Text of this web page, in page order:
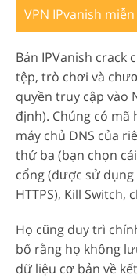
VPN IPvanish
Bản IPVanish crack
tệp, trò chơi và
quyền truy cập vào
định). Chúng có
máy chủ DNS của
thứ ba (bạn chọn
cổng (được sử
HTTPS), Kill
Họ cũng duy trì
bố rằng họ không
dữ liệu cơ bản về